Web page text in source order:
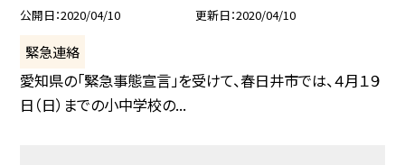
公開日 2020/04/10 更新日 2020/04/10
緊急連絡
愛知県の「緊急事態宣言」を受けて、春日井市では、４月１９
日（日）までの小中学校の...